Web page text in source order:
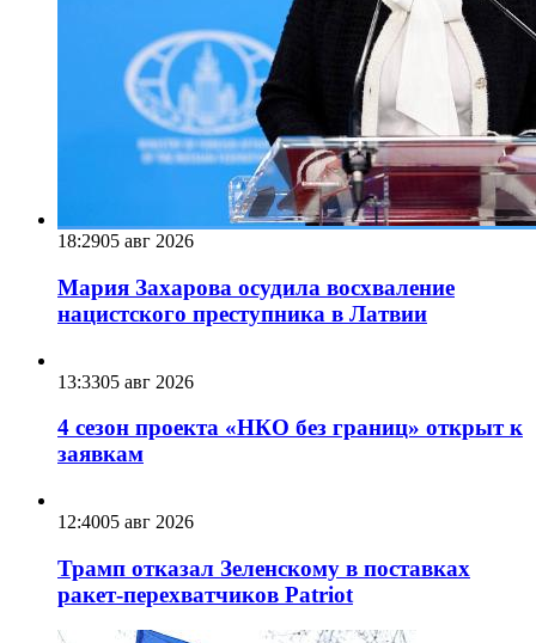
18:2905 авг 2026
Мария Захарова осудила восхваление
нацистского преступника в Латвии
13:3305 авг 2026
4 сезон проекта «НКО без границ» открыт к
заявкам
12:4005 авг 2026
Трамп отказал Зеленскому в поставках
ракет-перехватчиков Patriot